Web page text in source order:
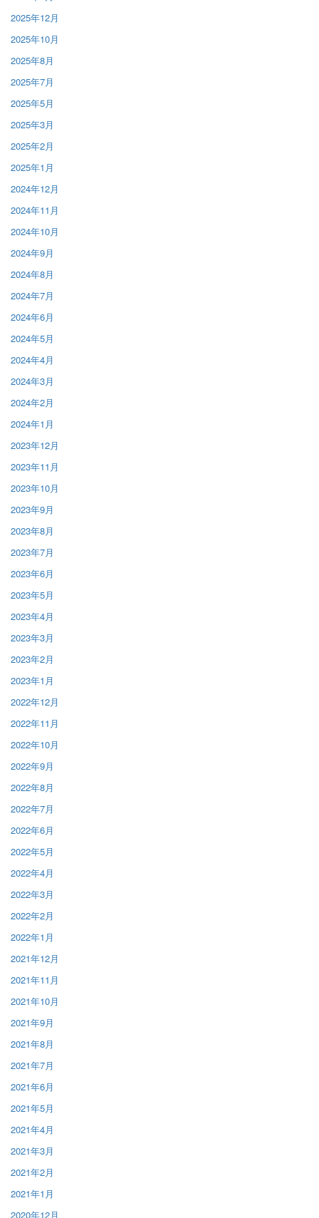
2025年12月
2025年10月
2025年8月
2025年7月
2025年5月
2025年3月
2025年2月
2025年1月
2024年12月
2024年11月
2024年10月
2024年9月
2024年8月
2024年7月
2024年6月
2024年5月
2024年4月
2024年3月
2024年2月
2024年1月
2023年12月
2023年11月
2023年10月
2023年9月
2023年8月
2023年7月
2023年6月
2023年5月
2023年4月
2023年3月
2023年2月
2023年1月
2022年12月
2022年11月
2022年10月
2022年9月
2022年8月
2022年7月
2022年6月
2022年5月
2022年4月
2022年3月
2022年2月
2022年1月
2021年12月
2021年11月
2021年10月
2021年9月
2021年8月
2021年7月
2021年6月
2021年5月
2021年4月
2021年3月
2021年2月
2021年1月
2020年12月